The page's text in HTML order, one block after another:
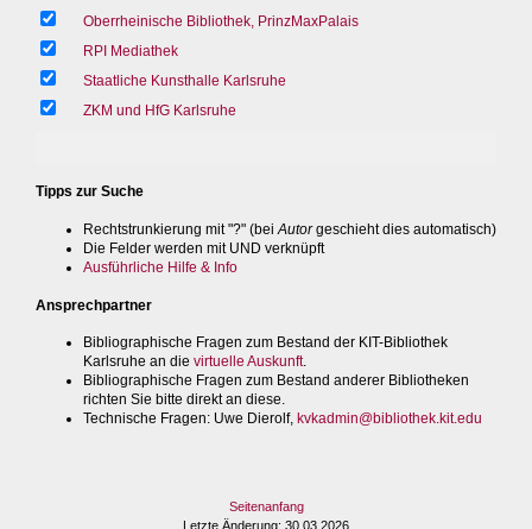
Oberrheinische Bibliothek, PrinzMaxPalais
RPI Mediathek
Staatliche Kunsthalle Karlsruhe
ZKM und HfG Karlsruhe
Tipps zur Suche
Rechtstrunkierung mit "?" (bei Autorgeschieht dies automatisch)
Die Felder werden mit UND verknüpft
Ausführliche Hilfe & Info
Ansprechpartner
Bibliographische Fragen zum Bestand der KIT-Bibliothek
Karlsruhe an die virtuelle Auskunft.
Bibliographische Fragen zum Bestand anderer Bibliotheken
richten Sie bitte direkt an diese.
Technische Fragen: Uwe Dierolf, kvkadmin@bibliothek.kit.edu
Seitenanfang
Letzte Änderung: 30.03.2026